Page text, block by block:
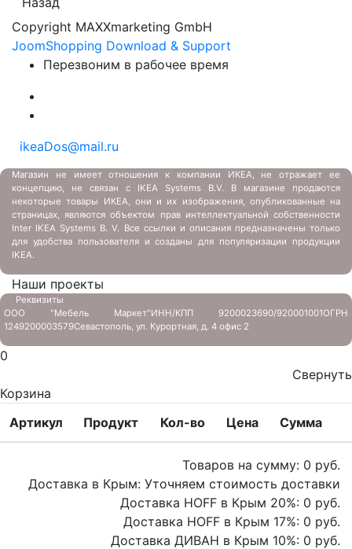
Copyright MAXXmarketing GmbH
JoomShopping Download & Support
Перезвоним в рабочее время
ikeaDos@mail.ru
Магазин не имеет отношения к компании ИКЕА, не отражает ее
концепцию, не связан с IKEA Systems B.V. В магазине продаются
некоторые товары ИКЕА, они и их изображения, опубликованные на
страницах, являются объектом прав интеллектуальной собственности
Inter IKEA Systems B. V. Все ссылки и описания предназначены только
для удобства пользователя и созданы для популяризации продукции
IKEA.
Наши проекты
Реквизиты
ООО "Мебель Маркет"ИНН/КПП 9200023690/920001001ОГРН
1249200003579Севастополь, ул. Курортная, д. 4 офис 2
0
Свернуть
Корзина
Артикул
Продукт Кол-во Цена Сумма
Товаров на сумму: 0 руб.
Доставка в Крым: Уточняем стоимость доставки
Доставка HOFF в Крым 20%: 0 руб.
Доставка HOFF в Крым 17%: 0 руб.
Доставка ДИВАН в Крым 10%: 0 руб.